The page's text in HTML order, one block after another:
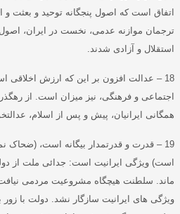
اتفاق است که اصول پنجگانه توحید و بعثت
ترجمان موازنه عدمی، نخست در ایران، اصول
استقلال و آزادی شدند
18 –
عدالت افزون بر این که ارزش اخلاقی
اجتماعی و فرهنگی، نیز میزان است
از
همگانی ایرانیان، پیش و پس از اسلام،
19 – قدرت و قدرتمدار بیگانه است، (ضحاک
است) ویژگی ایرانیت است: جدائى ملت از
ماند
سلطنت هيچگاه مشروعيت مردمى نيافت
ویژگی های ايرانيت سازگار نشد
دولت با